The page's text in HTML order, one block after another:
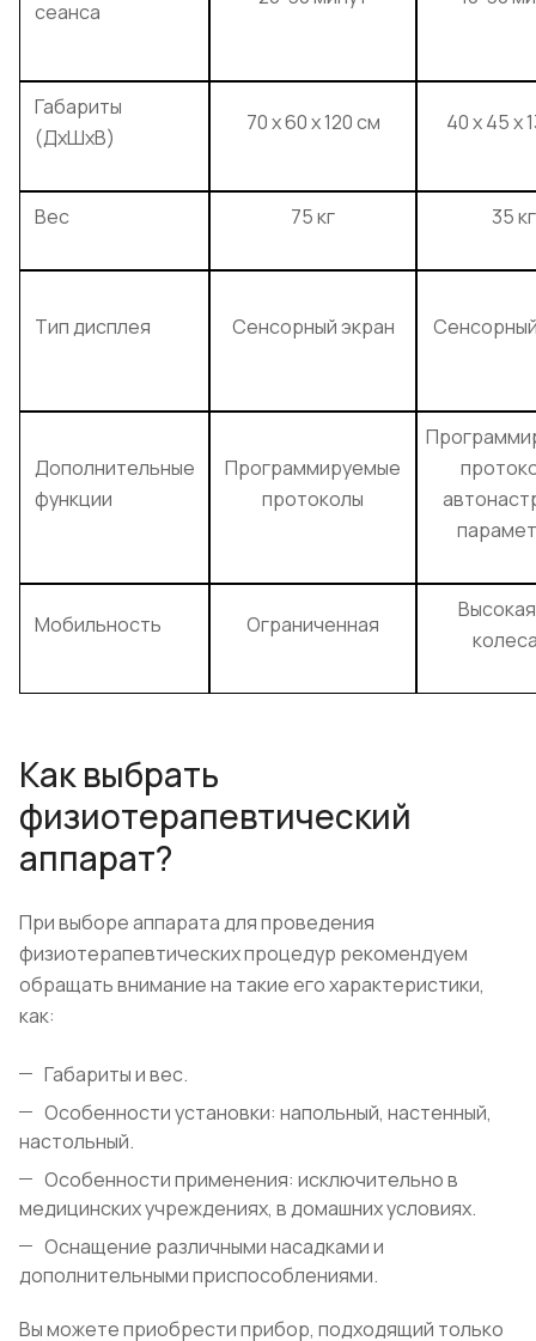
сеанса
Габариты
(ДхШхВ)
70 х 60 х 120 см 40 х 45 х
Вес 75 кг 35 кг
Тип дисплея Сенсорный экран
Дополнительные
функции
Программируемые
протоколы
Мобильность Ограниченная
Как выбрать
физиотерапевтический
аппарат?
При выборе аппарата для проведения
физиотерапевтических процедур рекомендуем
обращать внимание на такие его характеристики,
как:
Габариты и вес.
Особенности установки: напольный, настенный,
настольный.
Особенности применения: исключительно в
медицинских учреждениях, в домашних условиях.
Оснащение различными насадками и
дополнительными приспособлениями.
Вы можете приобрести прибор, подходящий только